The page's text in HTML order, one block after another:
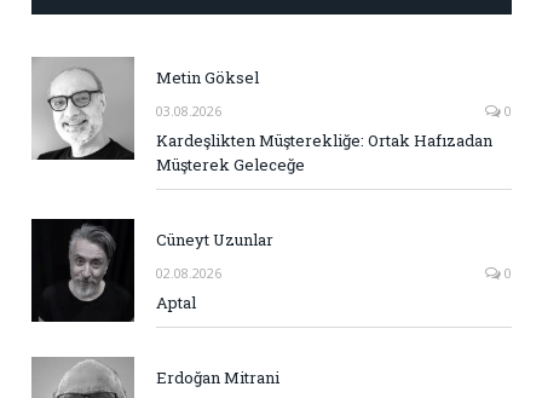
Metin Göksel
03.08.2026 0
Kardeşlikten Müşterekliğe: Ortak Hafızadan
Müşterek Geleceğe
Cüneyt Uzunlar
02.08.2026 0
Aptal
Erdoğan Mitrani